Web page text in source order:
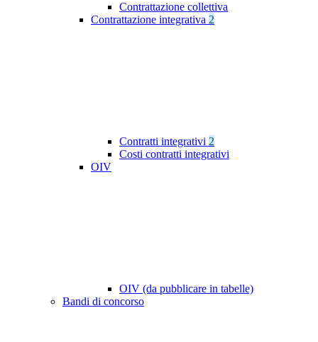
Contrattazione collettiva
Contrattazione integrativa 2
Contratti integrativi 2
Costi contratti integrativi
OIV
OIV (da pubblicare in tabelle)
Bandi di concorso